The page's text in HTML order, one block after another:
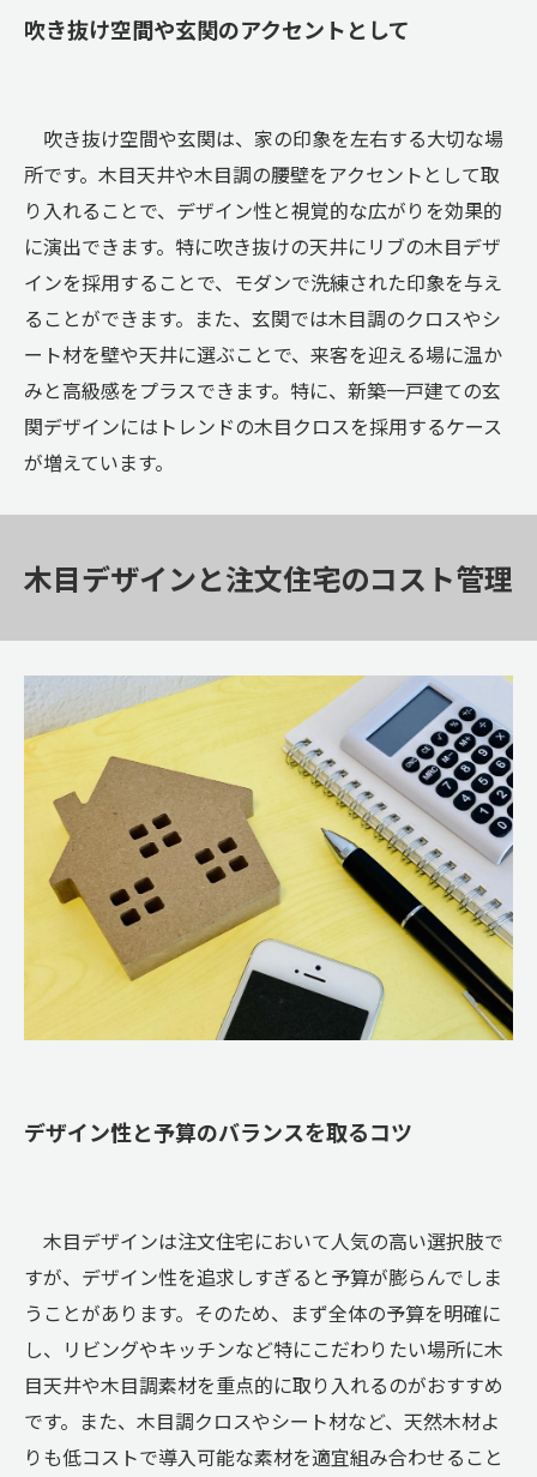
吹き抜け空間や玄関のアクセントとして
吹き抜け空間や玄関は、家の印象を左右する大切な場
所です。木目天井や木目調の腰壁をアクセントとして取
り入れることで、デザイン性と視覚的な広がりを効果的
に演出できます。特に吹き抜けの天井にリブの木目デザ
インを採用することで、モダンで洗練された印象を与え
ることができます。また、玄関では木目調のクロスやシ
ート材を壁や天井に選ぶことで、来客を迎える場に温か
みと高級感をプラスできます。特に、新築一戸建ての玄
関デザインにはトレンドの木目クロスを採用するケース
が増えています。
木目デザインと注文住宅のコスト管理
デザイン性と予算のバランスを取るコツ
木目デザインは注文住宅において人気の高い選択肢で
すが、デザイン性を追求しすぎると予算が膨らんでしま
うことがあります。そのため、まず全体の予算を明確に
し、リビングやキッチンなど特にこだわりたい場所に木
目天井や木目調素材を重点的に取り入れるのがおすすめ
です。また、木目調クロスやシート材など、天然木材よ
りも低コストで導入可能な素材を適宜組み合わせること